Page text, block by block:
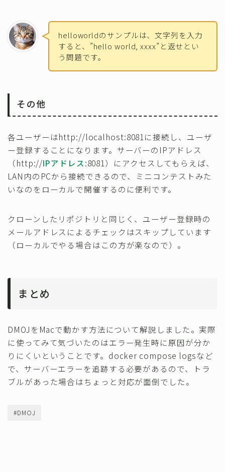
helloworldのサンプルは、文字列を入力
すると、”hello world, xxxx”と返せとい
う問題です。
その他
各ユーザーはhttp://localhost:8081に接続し、ユーザ
ー登録することになります。サーバーのIPアドレス
（http://IPアドレス:8081）にアクセスしてもらえば、
LAN内のPCから接続できるので、ミニコンテストみた
いなのをローカルで開催するのに便利です。
クローンしたリポジトリと同じく、ユーザー登録時の
メールアドレスによるチェックはスキップしています
（ローカルでやる場合はこの方が楽なので）。
まとめ
DMOJをMacで動かす方法について解説しました。実際
に使ってみて気づいたのはエラー発生時に原因が分か
りにくいということです。docker compose logsなど
で、サーバーエラーを追跡する必要があるので、トラ
ブルがあった場合はちょっと対応が面倒でした。
#DMOJ